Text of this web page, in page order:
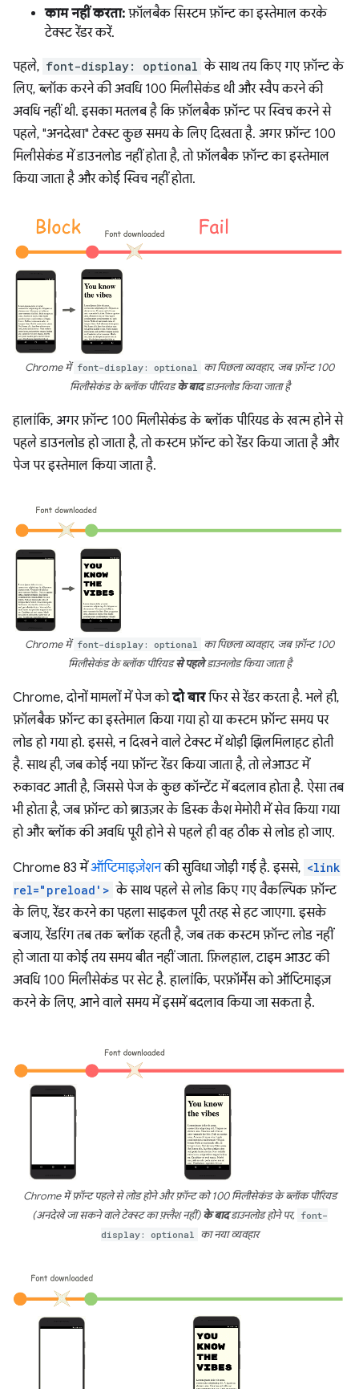
काम नहीं करता: फ़ॉलबैक सिस्टम फ़ॉन्ट का इस्तेमाल करके
टेक्स्ट रेंडर करें.
पहले, font-display: optional के साथ तय किए गए फ़ॉन्ट के
लिए, ब्लॉक करने की अवधि 100 मिलीसेकंड थी और स्वैप करने की
अवधि नहीं थी. इसका मतलब है कि फ़ॉलबैक फ़ॉन्ट पर स्विच करने से
पहले, "अनदेखा" टेक्स्ट कुछ समय के लिए दिखता है. अगर फ़ॉन्ट 100
मिलीसेकंड में डाउनलोड नहीं होता है, तो फ़ॉलबैक फ़ॉन्ट का इस्तेमाल
किया जाता है और कोई स्विच नहीं होता.
Chrome में font-display: optional
का पिछला व्यवहार, जब फ़ॉन्ट 100
मिलीसेकंड के ब्लॉक पीरियडके बादडाउनलोड किया जाता है
हालांकि, अगर फ़ॉन्ट 100 मिलीसेकंड के ब्लॉक पीरियड के खत्म होने से
पहले डाउनलोड हो जाता है, तो कस्टम फ़ॉन्ट को रेंडर किया जाता है और
पेज पर इस्तेमाल किया जाता है.
Chrome में font-display: optional
का पिछला व्यवहार, जब फ़ॉन्ट 100
मिलीसेकंड के ब्लॉक पीरियडसे पहलेडाउनलोड किया जाता है
Chrome, दोनों मामलों में पेज कोदो बारफिर से रेंडर करता है. भले ही,
फ़ॉलबैक फ़ॉन्ट का इस्तेमाल किया गया हो या कस्टम फ़ॉन्ट समय पर
लोड हो गया हो. इससे, न दिखने वाले टेक्स्ट में थोड़ी झिलमिलाहट होती
है. साथ ही, जब कोई नया फ़ॉन्ट रेंडर किया जाता है, तो लेआउट में
रुकावट आती है, जिससे पेज के कुछ कॉन्टेंट में बदलाव होता है. ऐसा तब
भी होता है, जब फ़ॉन्ट को ब्राउज़र के डिस्क कैश मेमोरी में सेव किया गया
हो और ब्लॉक की अवधि पूरी होने से पहले ही वह ठीक से लोड हो जाए.
Chrome 83 मेंऑप्टिमाइज़ेशनकी सुविधा जोड़ी गई है. इससे, <link
rel="preload'> के साथ पहले से लोड किए गए वैकल्पिक फ़ॉन्ट
के लिए, रेंडर करने का पहला साइकल पूरी तरह से हट जाएगा. इसके
बजाय, रेंडरिंग तब तक ब्लॉक रहती है, जब तक कस्टम फ़ॉन्ट लोड नहीं
हो जाता या कोई तय समय बीत नहीं जाता. फ़िलहाल, टाइम आउट की
अवधि 100 मिलीसेकंड पर सेट है. हालांकि, परफ़ॉर्मेंस को ऑप्टिमाइज़
करने के लिए, आने वाले समय में इसमें बदलाव किया जा सकता है.
Chrome में फ़ॉन्ट पहले से लोड होने और फ़ॉन्ट को 100 मिलीसेकंड के ब्लॉक पीरियड
(अनदेखे जा सकने वाले टेक्स्ट का फ़्लैश नहीं)के बादडाउनलोड होने पर, font-
display: optional का नया व्यवहार